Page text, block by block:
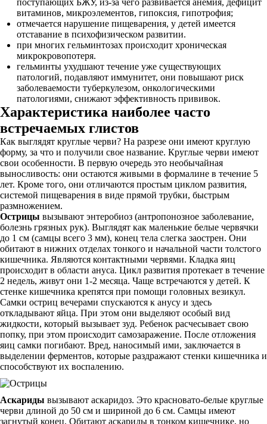
поступающих БЖУ, из-за чего развивается анемия, дефицит
витаминов, микроэлементов, гипоксия, гипотрофия;
отмечается нарушение пищеварения, у детей имеется
отставание в психофизическом развитии.
при многих гельминтозах происходит хроническая
микрокровопотеря.
гельминты ухудшают течение уже существующих
патологий, подавляют иммунитет, они повышают риск
заболеваемости туберкулезом, онкологическими
патологиями, снижают эффективность прививок.
Характеристика наиболее часто
встречаемых глистов
Как выглядят круглые черви? На разрезе они имеют круглую
форму, за что и получили свое название. Круглые черви имеют
свои особенности. В первую очередь это необычайная
выносливость: они остаются живыми в формалине в течение 5
лет. Кроме того, они отличаются простым циклом развития,
системой пищеварения в виде прямой трубки, быстрым
размножением.
Острицы вызывают энтеробиоз (антропонозное заболевание,
болезнь грязных рук). Выглядят как маленькие белые червячки
до 1 см (самцы всего 3 мм), конец тела слегка заострен. Они
обитают в нижних отделах тонкого и начальной части толстого
кишечника. Являются контактными червями. Кладка яиц
происходит в области ануса. Цикл развития протекает в течение
2 недель, живут они 1-2 месяца. Чаще встречаются у детей. К
стенке кишечника крепятся при помощи головных везикул.
Самки остриц вечерами спускаются к анусу и здесь
откладывают яйца. При этом они выделяют особый вид
жидкости, который вызывает зуд. Ребенок расчесывает свою
попку, при этом происходит самозаражение. После отложения
яиц самки погибают. Вред, наносимый ими, заключается в
выделении ферментов, которые раздражают стенки кишечника и
способствуют их воспалению.
Аскариды вызывают аскаридоз. Это красновато-белые круглые
черви длиной до 50 см и шириной до 6 см. Самцы имеют
загнутый конец. Обитают аскариды в тонком кишечнике, но